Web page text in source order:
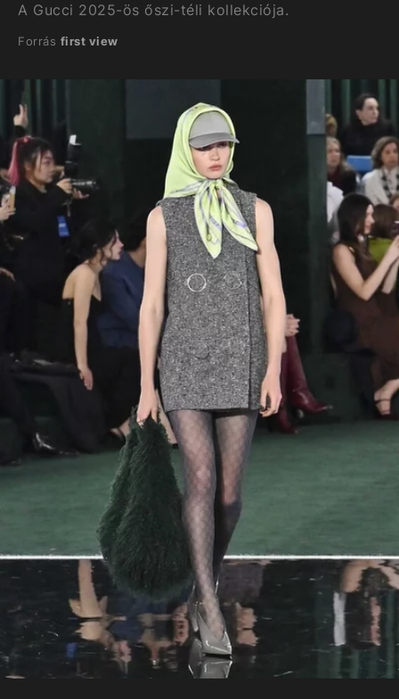
A Gucci 2025-ös őszi-téli kollekciója.
Forrás first view